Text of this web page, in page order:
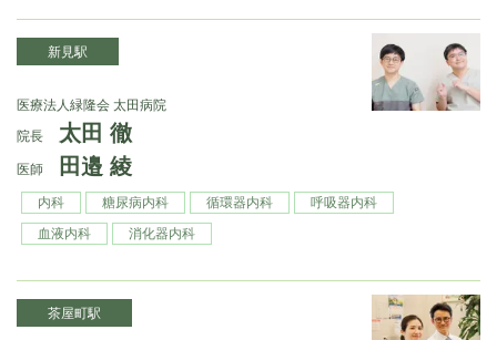
新見駅
医療法人緑隆会 太田病院
院長
太田 徹
医師 田邉 綾
内科 糖尿病内科 循環器内科
呼吸器内科
血液内科
消化器内科
茶屋町駅